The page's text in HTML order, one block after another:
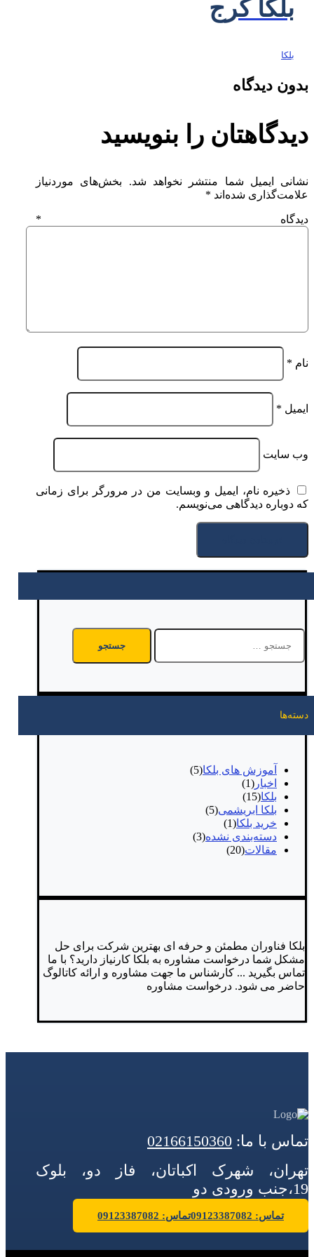
بلکا کرج
بلکا
بدون دیدگاه
دیدگاهتان را بنویسید
نشانی ایمیل شما منتشر نخواهد شد.
بخش‌های موردنیاز
علامت‌گذاری شده‌اند *
دیدگاه *
نام *
ایمیل *
وب‌ سایت
ذخیره نام، ایمیل و وبسایت من در مرورگر برای زمانی
که دوباره دیدگاهی می‌نویسم.
جستجو
برای:
دسته‌ها
آموزش های بلکا(5)
اخبار (1)
بلکا(15)
بلکا ابریشمی(5)
خرید بلکا(1)
دسته‌بندی نشده(3)
مقالات(20)
بلکا فناوران مطمئن و حرفه ای بهترین شرکت برای حل
مشکل شما درخواست مشاوره به بلکا کارنیاز دارید؟ با ما
تماس بگیرید ... کارشناس ما جهت مشاوره و ارائه کاتالوگ
حاضر می شود. درخواست مشاوره
تماس با ما: 02166150360
تهران، شهرک اکباتان، فاز دو، بلوک
19،جنب ورودی دو
تماس: 09123387082 تماس: 09123387082